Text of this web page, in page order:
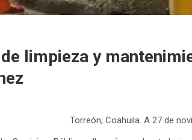
limpieza y
Torreón, Coahuila.A 27 de